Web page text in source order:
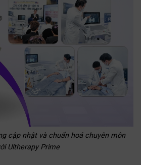
cập nhật và chuẩn hoá chuyên môn
Ultherapy Prime